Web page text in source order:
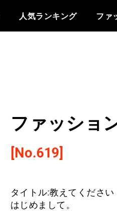
人気ランキング ファ
ファッショ
[No.619]
タイトル:教えてください
はじめまして。